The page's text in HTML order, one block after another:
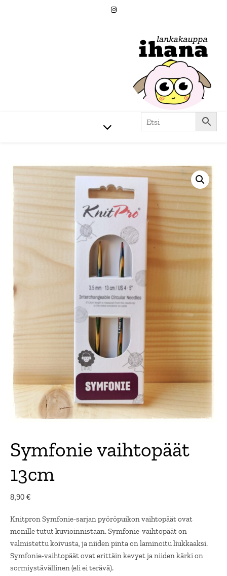
Symfonie vaihtopäät
13cm
8,90 €
Knitpron Symfonie-sarjan pyöröpuikon vaihtopäät ovat
monille tutut kuvioinnistaan. Symfonie-vaihtopäät on
valmistettu koivusta, ja niiden pinta on laminoitu liukkaaksi.
Symfonie-vaihtopäät ovat erittäin kevyet ja niiden kärki on
sormiystävällinen (eli ei terävä).